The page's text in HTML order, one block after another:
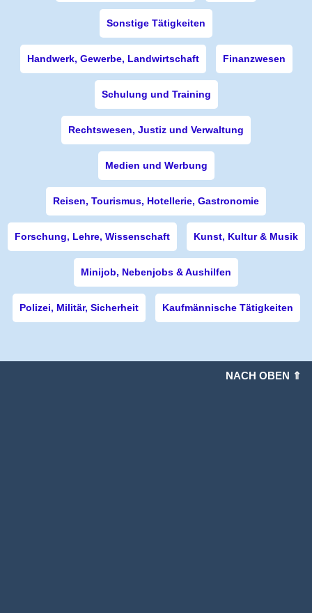
Sonstige Tätigkeiten
Handwerk, Gewerbe, Landwirtschaft Finanzwesen
Schulung und Training
Rechtswesen, Justiz und Verwaltung
Medien und Werbung
Reisen, Tourismus, Hotellerie, Gastronomie
Forschung, Lehre, Wissenschaft Kunst, Kultur & Musik
Minijob, Nebenjobs & Aushilfen
Polizei, Militär, Sicherheit Kaufmännische Tätigkeiten
NACH OBEN ⇑